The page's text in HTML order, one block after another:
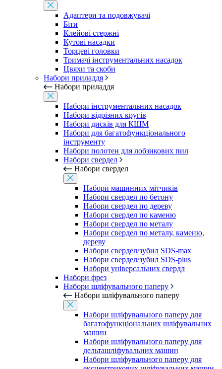
Адаптери та подовжувачі
Біти
Клейові стержні
Кутові насадки
Торцеві головки
Тримачі інструментальних насадок
Цвяхи та скоби
Набори приладдя
Набори приладдя
Набори інструментальних насадок
Набори відрізних кругів
Набори дисків для КШМ
Набори для багатофункціонального
інструменту
Набори полотен для лобзикових пил
Набори свердел
Набори свердел
Набори машинних мітчиків
Набори свердел по бетону
Набори свердел по дереву
Набори свердел по каменю
Набори свердел по металу
Набори свердел по металу, каменю,
дереву
Набори свердел/зубил SDS-max
Набори свердел/зубил SDS-plus
Набори універсальних свердл
Набори фрез
Набори шліфувального паперу
Набори шліфувального паперу
Набори шліфувального паперу для
багатофункціональних шліфувальних
машин
Набори шліфувального паперу для
дельташліфувальних машин
Набори шліфувального паперу для